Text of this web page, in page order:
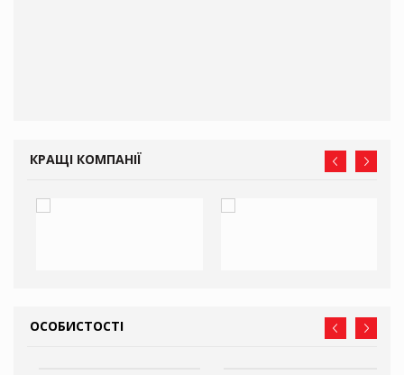
КРАЩІ КОМПАНІЇ
ОСОБИСТОСТІ